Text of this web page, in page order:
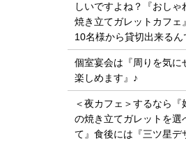
しいですよね？『おしゃ
焼き立てガレットカフェ
10名様から貸切出来るん
個室宴会は『周りを気に
楽しめます』♪
＜夜カフェ＞するなら『
の焼き立てガレットを選
て』食後には『三ツ星デ